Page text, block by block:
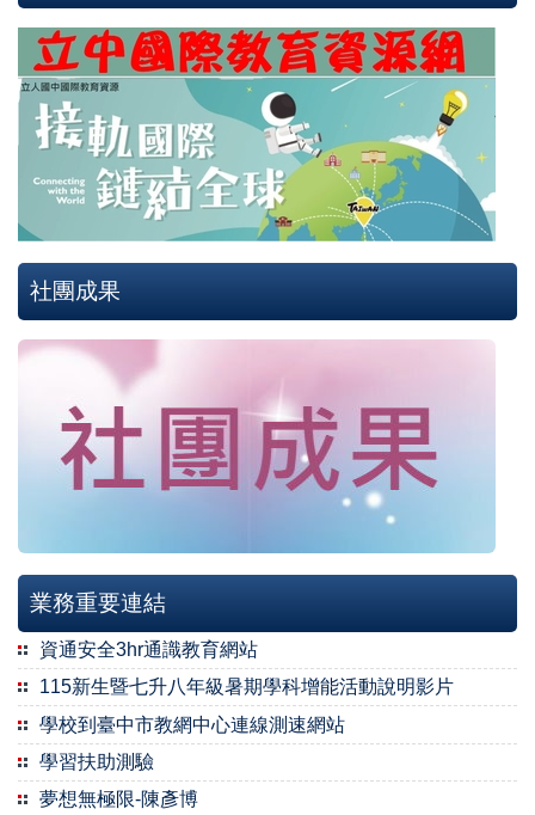
社團成果
業務重要連結
資通安全3hr通識教育網站
115新生暨七升八年級暑期學科增能活動說明影片
學校到臺中市教網中心連線測速網站
學習扶助測驗
夢想無極限-陳彥博